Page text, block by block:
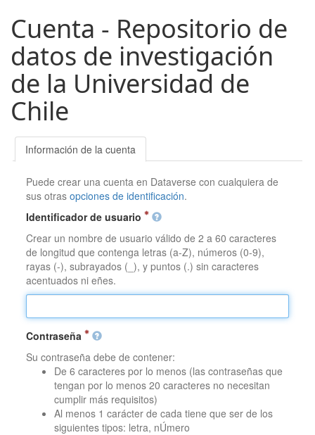
Cuenta - Repositorio de
datos de investigación
de la Universidad de
Chile
Información de la cuenta
Puede crear una cuenta en Dataverse con cualquiera de
sus otrasopciones de identificación.
Identificador de usuario
Crear un nombre de usuario válido de 2 a 60 caracteres
de longitud que contenga letras (a-Z), números (0-9),
rayas (-), subrayados (_), y puntos (.) sin caracteres
acentuados ni eñes.
Contraseña
Su contraseña debe de contener:
De 6 caracteres por lo menos (las contraseñas que
tengan por lo menos 20 caracteres no necesitan
cumplir más requisitos)
Al menos 1 carácter de cada tiene que ser de los
siguientes tipos: letra, nÚmero